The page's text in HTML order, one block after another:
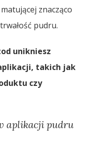
znacząco
pudru.
unikniesz
takich jak
czy
aplikacji pudru